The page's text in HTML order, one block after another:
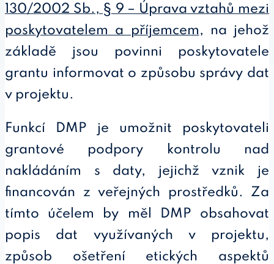
130/2002 Sb., § 9 – Úprava vztahů mezi
poskytovatelem a příjemcem, na jehož
základě jsou povinni poskytovatele
grantu informovat o způsobu správy dat
v projektu.
Funkcí DMP je umožnit poskytovateli
grantové podpory kontrolu nad
nakládáním s daty, jejichž vznik je
financován z veřejných prostředků. Za
tímto účelem by měl DMP obsahovat
popis dat využívaných v projektu,
způsob ošetření etických aspektů